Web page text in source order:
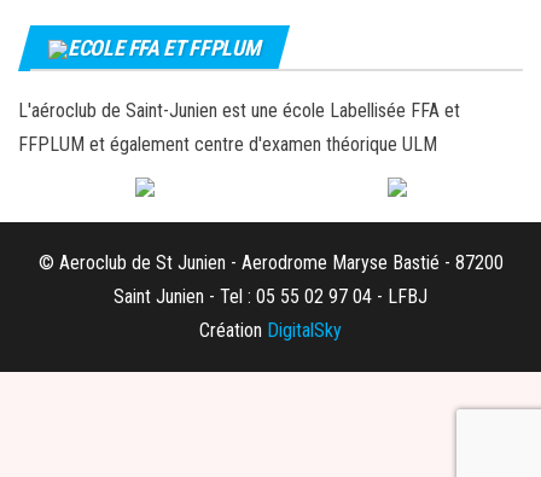
ECOLE FFA ET FFPLUM
L'aéroclub de Saint-Junien est une école Labellisée FFA et
FFPLUM et également centre d'examen théorique ULM
© Aeroclub de St Junien - Aerodrome Maryse Bastié - 87200
Saint Junien - Tel : 05 55 02 97 04 - LFBJ
Création DigitalSky